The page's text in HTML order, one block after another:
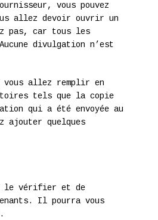
vous pouvez
allez devoir ouvrir un
pas, car tous les
divulgation n’est
vous allez remplir en
tels que la copie
qui a été envoyée au
ajouter quelques
le vérifier et de
Il pourra vous